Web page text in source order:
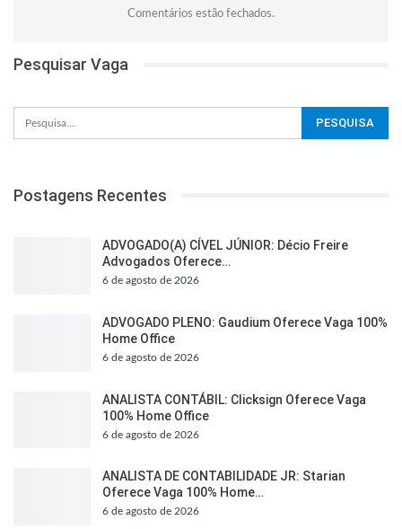
Comentários estão fechados.
Pesquisar Vaga
Postagens Recentes
ADVOGADO(A) CÍVEL JÚNIOR: Décio Freire
Advogados Oferece…
6 de agosto de 2026
ADVOGADO PLENO: Gaudium Oferece Vaga 100%
Home Office
6 de agosto de 2026
ANALISTA CONTÁBIL: Clicksign Oferece Vaga
100% Home Office
6 de agosto de 2026
ANALISTA DE CONTABILIDADE JR: Starian
Oferece Vaga 100% Home…
6 de agosto de 2026